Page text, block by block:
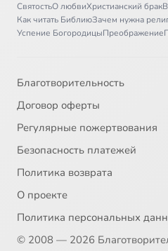
32 Алексий
Иона Киевский,
35 Иона, святой пророк
36 Иосиф Оптинский (c)
38
СвятостьО любвиХристианский брак
Как читать БиблиюЗачем нужна
Успение БогородицыПреображение
Благотворительность
Договор оферты
Регулярные пожертвования
Безопасность платежей
Политика возврата
О проекте
Политика персональных
© 2008 — 2026